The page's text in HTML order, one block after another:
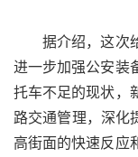
据介绍，这次给
进一步加强公安装
托车不足的现状，
路交通管理，深化
高街面的快速反应